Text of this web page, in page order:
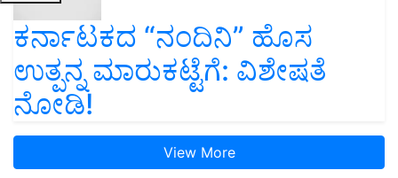
ಕರ್ನಾಟಕದ “ನಂದಿನಿ” ಹೊಸ
ಉತ್ಪನ್ನ ಮಾರುಕಟ್ಟೆಗೆ: ವಿಶೇಷತೆ
ನೋಡಿ!
View More